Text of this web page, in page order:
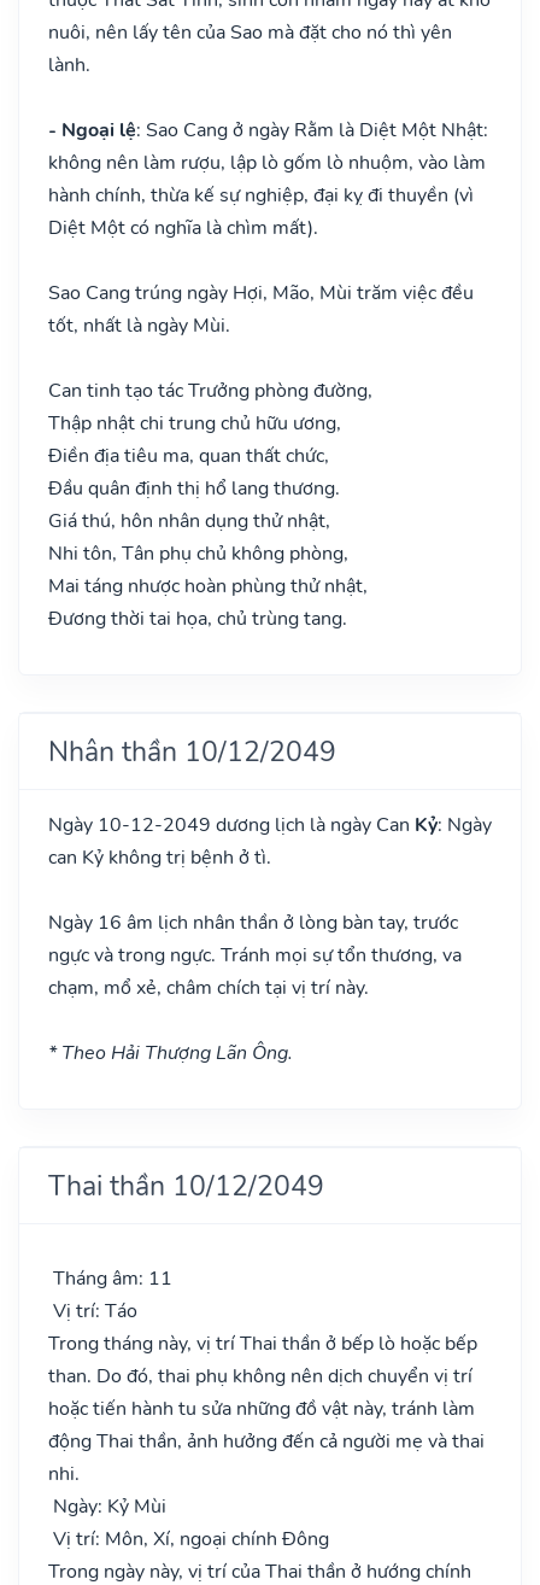
nuôi, nên lấy tên của Sao mà đặt cho nó thì yên
lành.
- Ngoại lệ: Sao Cang ở ngày Rằm là Diệt Một Nhật:
không nên làm rượu, lập lò gốm lò nhuộm, vào làm
hành chính, thừa kế sự nghiệp, đại kỵ đi thuyền (vì
Diệt Một có nghĩa là chìm mất).
Sao Cang trúng ngày Hợi, Mão, Mùi trăm việc đều
tốt, nhất là ngày Mùi.
Can tinh tạo tác Trưởng phòng đường,
Thập nhật chi trung chủ hữu ương,
Điền địa tiêu ma, quan thất chức,
Đầu quân định thị hổ lang thương.
Giá thú, hôn nhân dụng thử nhật,
Nhi tôn, Tân phụ chủ không phòng,
Mai táng nhược hoàn phùng thử nhật,
Đương thời tai họa, chủ trùng tang.
Nhân thần 10/12/2049
Ngày 10-12-2049 dương lịch là ngày Can Kỷ: Ngày
can Kỷ không trị bệnh ở tì.
Ngày 16 âm lịch nhân thần ở lòng bàn tay, trước
ngực và trong ngực. Tránh mọi sự tổn thương, va
chạm, mổ xẻ, châm chích tại vị trí này.
* Theo Hải Thượng Lãn Ông.
Thai thần 10/12/2049
Tháng âm: 11
Vị trí: Táo
Trong tháng này, vị trí Thai thần ở bếp lò hoặc bếp
than. Do đó, thai phụ không nên dịch chuyển vị trí
hoặc tiến hành tu sửa những đồ vật này, tránh làm
động Thai thần, ảnh hưởng đến cả người mẹ và thai
nhi.
Ngày: Kỷ Mùi
Vị trí: Môn, Xí, ngoại chính Đông
Trong ngày này, vị trí của Thai thần ở hướng chính